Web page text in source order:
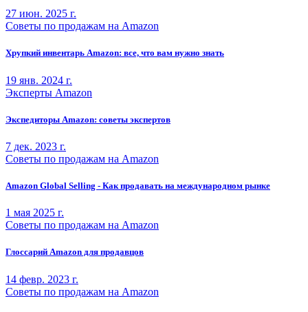
27 июн. 2025 г.
Советы по продажам на Amazon
Хрупкий инвентарь Amazon: все, что вам нужно знать
19 янв. 2024 г.
Эксперты Amazon
Экспедиторы Amazon: советы экспертов
7 дек. 2023 г.
Советы по продажам на Amazon
Amazon Global Selling - Как продавать на международном рынке
1 мая 2025 г.
Советы по продажам на Amazon
Глоссарий Amazon для продавцов
14 февр. 2023 г.
Советы по продажам на Amazon